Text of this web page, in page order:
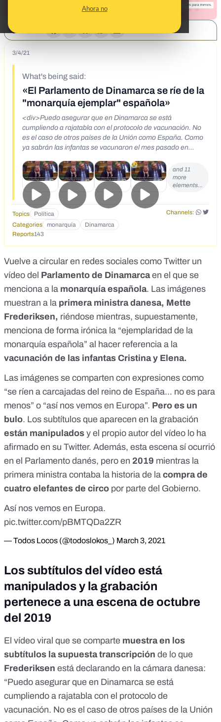
Ahora no
3/4/21
What's being said:
«El Parlamento de Dinamarca se ríe de la
"monarquía ejemplar" española»
<div>Puedo asegurar que en Dinamarca se está
cumpliendo a rajatabla con el protocolo de vacunación. No
es el caso de otros países de la Unión como España. Como
ya sabrán las infantas se vacunaron el mes pasado en
Aunque esto no debe importarle a su presidente, pues en la
última reunión dijo que España tenía una 'monarquía
ejemplar'.</div>
and 11
more
elements…
Topics Política
Channels:
Categories
monarquía
Dinamarca
Reports143
Vuelve a circular en redes sociales como Twitter un
vídeo del Parlamento de Dinamarcaen el que se
menciona a la monarquía española. Las imágenes
muestran a la primera ministra danesa, Mette
Frederiksen, riéndose mientras, supuestamente,
menciona de forma irónica la “ejemplaridad de la
monarquía española” al hacer referencia a la
vacunación de las infantas Cristina y Elena.
Las imágenes se comparten con expresiones como
“se ríen a carcajadas del reino de España... no es para
menos” o “así nos vemos en Europa”. Pero es un
bulo. Los subtítulos que aparecen en la grabación
están manipulados y el propio autor del vídeo lo ha
afirmado en su Twitter. Además, esta escena sí ocurrió
en el Parlamento danés, pero en 2019 mientras la
primera ministra contaba la historia de la compra de
cuatro elefantes de circo por parte del Gobierno.
Así nos vemos en Europa.
pic.twitter.com/pBMTQDa2ZR
— Todos Locos (@todoslokos_) March 3, 2021
Los subtítulos del vídeo está
manipulados y la grabación
pertenece a una escena de octubre
del 2019
El vídeo viral que se comparte muestra en los
subtítulos la supuesta transcripción de lo que
Frederiksen está declarando en la cámara danesa:
“Puedo asegurar que en Dinamarca se está
cumpliendo a rajatabla con el protocolo de
vacunación. No es el caso de otros países de la Unión